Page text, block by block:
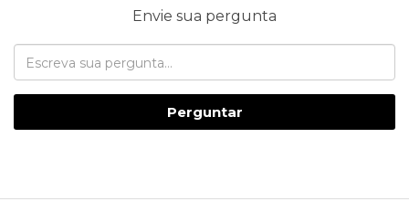
Envie sua pergunta
Perguntar